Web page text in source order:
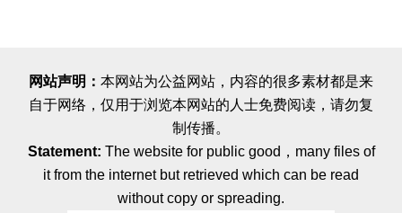
网站声明： 本网站为公益网站，内容的很多素材都是来
自于网络，仅用于浏览本网站的人士免费阅读，请勿复
制传播。
Statement: The website for public good，many files of
it from the internet but retrieved which can be read
without copy or spreading.